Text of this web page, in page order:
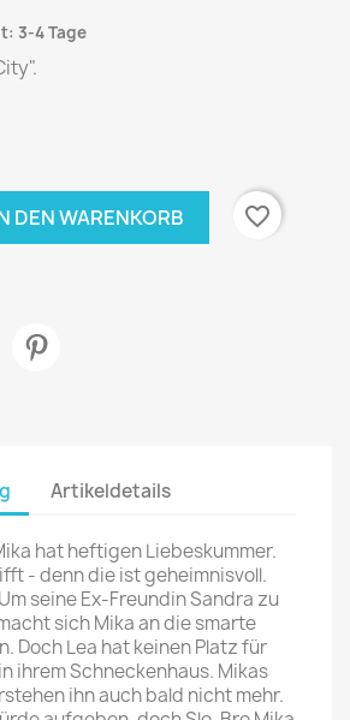
3-4 Tage
DEN WARENKORB favorite_border
Artikeldetails
hat heftigen Liebeskummer.
- denn die ist geheimnisvoll.
seine Ex-Freundin Sandra zu
sich Mika an die smarte
Doch Lea hat keinen Platz für
ihrem Schneckenhaus. Mikas
ihn auch bald nicht mehr.